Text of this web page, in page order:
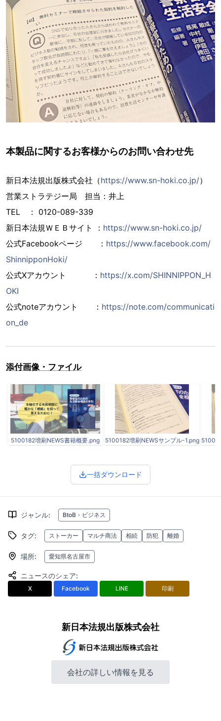
本製品に関するお客様からのお問い合わせ先
新日本法規出版株式会社（https://www.sn-hoki.co.jp/）
営業ストラテジー局 担当：井上
TEL ： 0120-089-339
新日本法規ＷＥＢサイト ： https://www.sn-hoki.co.jp/
公式Facebookページ ： https://www.facebook.com/
ShinnipponHoki/
公式Xアカウント ： https://x.com/SHINNIPPON_H
OKI
公式noteアカウント ： https://note.com/communicati
on_de
添付画像・ファイル
5100182増刷NEWS書籍概要.png 5100182増刷NEWSサンプル-1.png
一括ダウンロード
ジャンル: BtoB・ビジネス
タグ: ストーカー マルチ商法 相続 防犯 離婚
場所: 愛知県名古屋市
ニュースのシェア:
X Facebook LINE 印刷
新日本法規出版株式会社
会社の詳しい情報を見る